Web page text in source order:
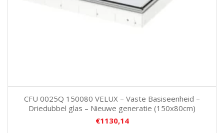
CFU 0025Q 150080 VELUX – Vaste Basiseenheid –
Driedubbel glas – Nieuwe generatie (150x80cm)
€1130,14